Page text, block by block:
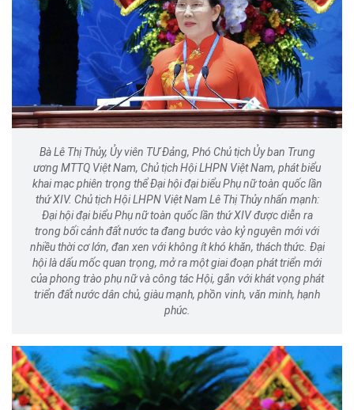
Bà Lê Thị Thủy, Ủy viên TƯ Đảng, Phó Chủ tịch Ủy ban Trung
ương MTTQ Việt Nam, Chủ tịch Hội LHPN Việt Nam, phát biểu
khai mạc phiên trọng thể Đại hội đại biểu Phụ nữ toàn quốc lần
thứ XIV. Chủ tịch Hội LHPN Việt Nam Lê Thị Thủy nhấn mạnh:
Đại hội đại biểu Phụ nữ toàn quốc lần thứ XIV được diễn ra
trong bối cảnh đất nước ta đang bước vào kỷ nguyên mới với
nhiều thời cơ lớn, đan xen với không ít khó khăn, thách thức. Đại
hội là dấu mốc quan trọng, mở ra một giai đoạn phát triển mới
của phong trào phụ nữ và công tác Hội, gắn với khát vọng phát
triển đất nước dân chủ, giàu mạnh, phồn vinh, văn minh, hạnh
phúc.